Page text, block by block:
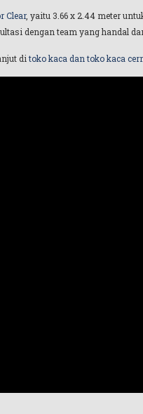
Clear, yaitu 3.66 x 2.44 meter
dengan team yang handal
ditoko kaca dan toko kaca